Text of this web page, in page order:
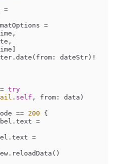
=
=
dateStr) !
= try
. self , from: data)
== 200 {
titleLabel.text
=
=